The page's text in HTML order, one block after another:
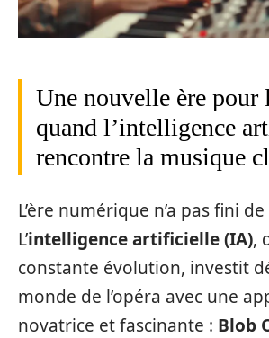
Une nouvelle ère pour
quand l’intelligence
rencontre la musique
L’ère numérique n’a pas fini
L’intelligence artificielle (IA),
constante évolution, investit
monde de l’opéra avec une
novatrice et fascinante : Blob